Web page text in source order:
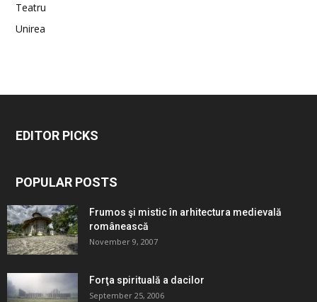
Teatru
Unirea
EDITOR PICKS
POPULAR POSTS
Frumos şi mistic în arhitectura medievală
românească
November 9, 2007
Forţa spirituală a dacilor
September 25, 2006